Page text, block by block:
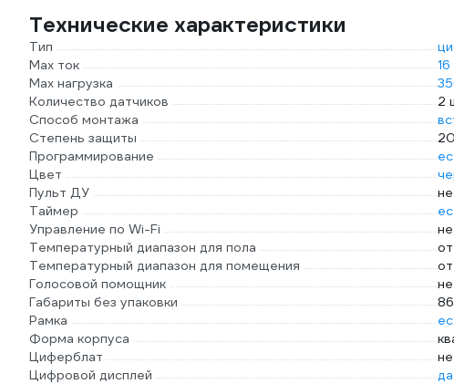
Технические характеристики
Тип
Max ток
Max нагрузка
Количество датчиков
2
Способ монтажа
Степень защиты
Программирование
Цвет
Пульт ДУ
Таймер
Управление по Wi-Fi
Температурный диапазон для пола
Температурный диапазон для помещения
Голосовой помощник
Габариты без упаковки
Рамка
Форма корпуса
Циферблат
Цифровой дисплей
да